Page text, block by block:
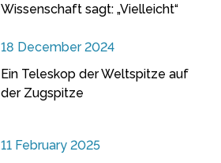
Wissenschaft sagt: „Vielleicht“
18 December 2024
Ein Teleskop der Weltspitze auf
der Zugspitze
11 February 2025